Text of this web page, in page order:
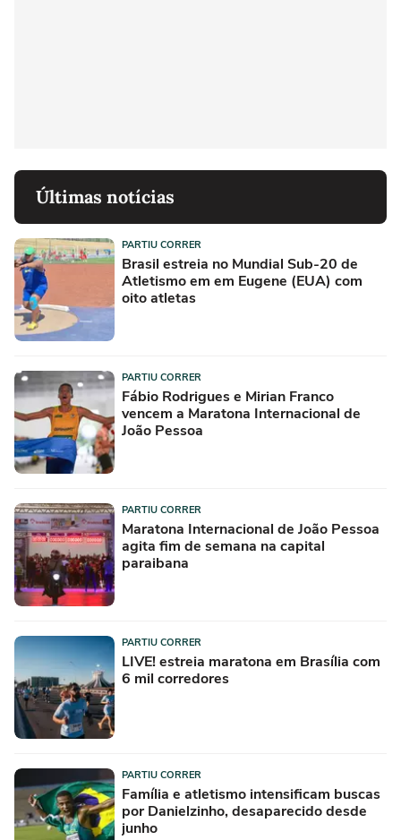
Últimas notícias
PARTIU CORRER
Brasil estreia no Mundial Sub-20 de
Atletismo em em Eugene (EUA) com
oito atletas
PARTIU CORRER
Fábio Rodrigues e Mirian Franco
vencem a Maratona Internacional de
João Pessoa
PARTIU CORRER
Maratona Internacional de João Pessoa
agita fim de semana na capital
paraibana
PARTIU CORRER
LIVE! estreia maratona em Brasília com
6 mil corredores
PARTIU CORRER
Família e atletismo intensificam buscas
por Danielzinho, desaparecido desde
junho